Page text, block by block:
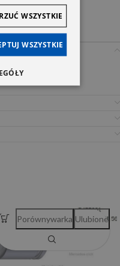
Porównywarka Ulubione
WSZYSTKIE
WSZYSTKIE